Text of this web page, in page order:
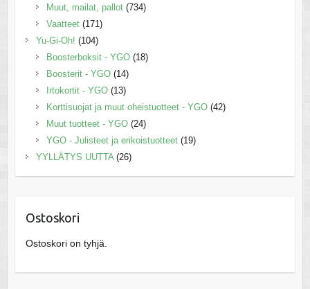
Muut, mailat, pallot (734)
Vaatteet (171)
Yu-Gi-Oh! (104)
Boosterboksit - YGO (18)
Boosterit - YGO (14)
Irtokortit - YGO (13)
Korttisuojat ja muut oheistuotteet - YGO (42)
Muut tuotteet - YGO (24)
YGO - Julisteet ja erikoistuotteet (19)
YYLLÄTYS UUTTA (26)
Ostoskori
Ostoskori on tyhjä.